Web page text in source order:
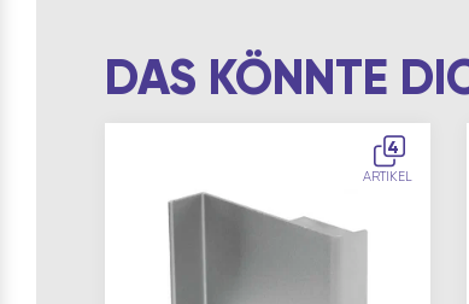
DAS KÖNNTE
4
ARTIKEL